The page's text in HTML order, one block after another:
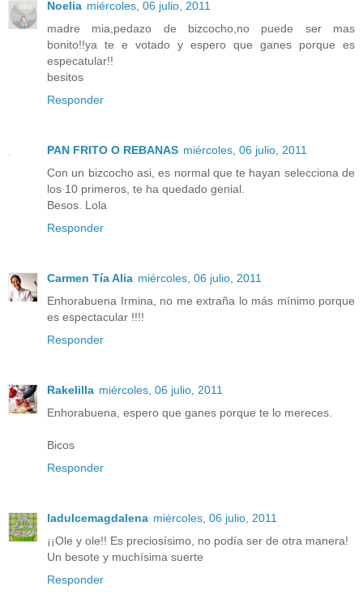
Noelia miércoles, 06 julio, 2011
madre mia,pedazo de bizcocho,no puede ser mas
bonito!!ya te e votado y espero que ganes porque es
especatular!!
besitos
Responder
PAN FRITO O REBANAS miércoles, 06 julio, 2011
Con un bizcocho asi, es normal que te hayan selecciona de
los 10 primeros, te ha quedado genial.
Besos. Lola
Responder
Carmen Tía Alia miércoles, 06 julio, 2011
Enhorabuena Irmina, no me extraña lo más mínimo porque
es espectacular !!!!
Responder
Rakelilla miércoles, 06 julio, 2011
Enhorabuena, espero que ganes porque te lo mereces.
Bicos
Responder
ladulcemagdalena miércoles, 06 julio, 2011
¡¡Ole y ole!! Es preciosísimo, no podía ser de otra manera!
Un besote y muchísima suerte
Responder